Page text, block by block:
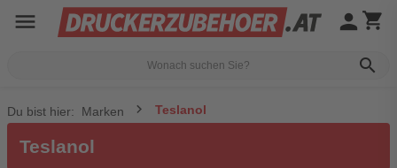
menu
search
person shopping_cart
Du bist hier: Marken Teslanol
Teslanol